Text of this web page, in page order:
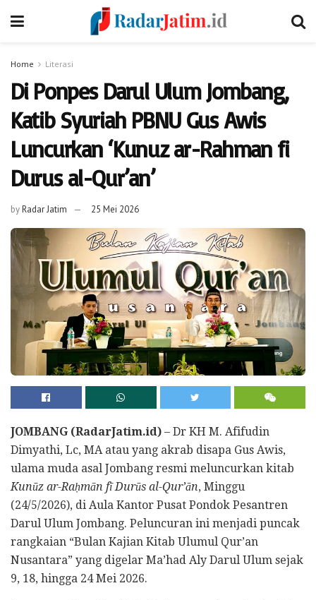
Home Literasi
Di Ponpes Darul Ulum Jombang,
Katib Syuriah PBNU Gus Awis
Luncurkan ‘Kunuz ar-Rahman fi
Durus al-Qur’an’
byRadar Jatim 25 Mei 2026
JOMBANG (RadarJatim.id) – Dr KH M. Afifudin
Dimyathi, Lc, MA atau yang akrab disapa Gus Awis,
ulama muda asal Jombang resmi meluncurkan kitab
Kunūz ar-Raḥmān fī Durūs al-Qur’ān, Minggu
(24/5/2026), di Aula Kantor Pusat Pondok Pesantren
Darul Ulum Jombang. Peluncuran ini menjadi puncak
rangkaian “Bulan Kajian Kitab Ulumul Qur’an
Nusantara” yang digelar Ma’had Aly Darul Ulum sejak
9, 18, hingga 24 Mei 2026.